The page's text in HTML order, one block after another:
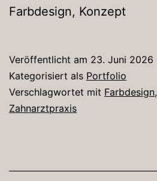
Farbdesign, Konzept
Veröffentlicht am 23. Juni 2026
Kategorisiert als Portfolio
Verschlagwortet mit Farbdesign,
Zahnarztpraxis